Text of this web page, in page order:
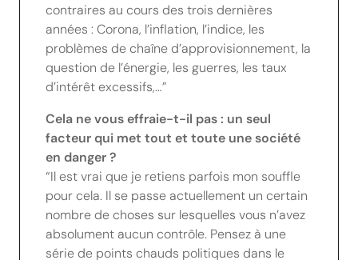
contraires au cours des trois dernières
années : Corona, l’inflation, l’indice, les
problèmes de chaîne d’approvisionnement, la
question de l’énergie, les guerres, les taux
d’intérêt excessifs,…”
Cela ne vous effraie-t-il pas : un seul
facteur qui met tout et toute une société
en danger ?
“Il est vrai que je retiens parfois mon souffle
pour cela. Il se passe actuellement un certain
nombre de choses sur lesquelles vous n’avez
absolument aucun contrôle. Pensez à une
série de points chauds politiques dans le